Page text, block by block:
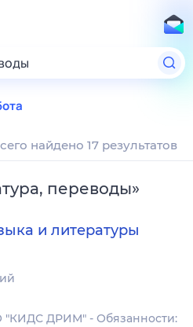
найдено 17 результатов
переводы»
и литературы
"КИДС ДРИМ" - Обязанности: